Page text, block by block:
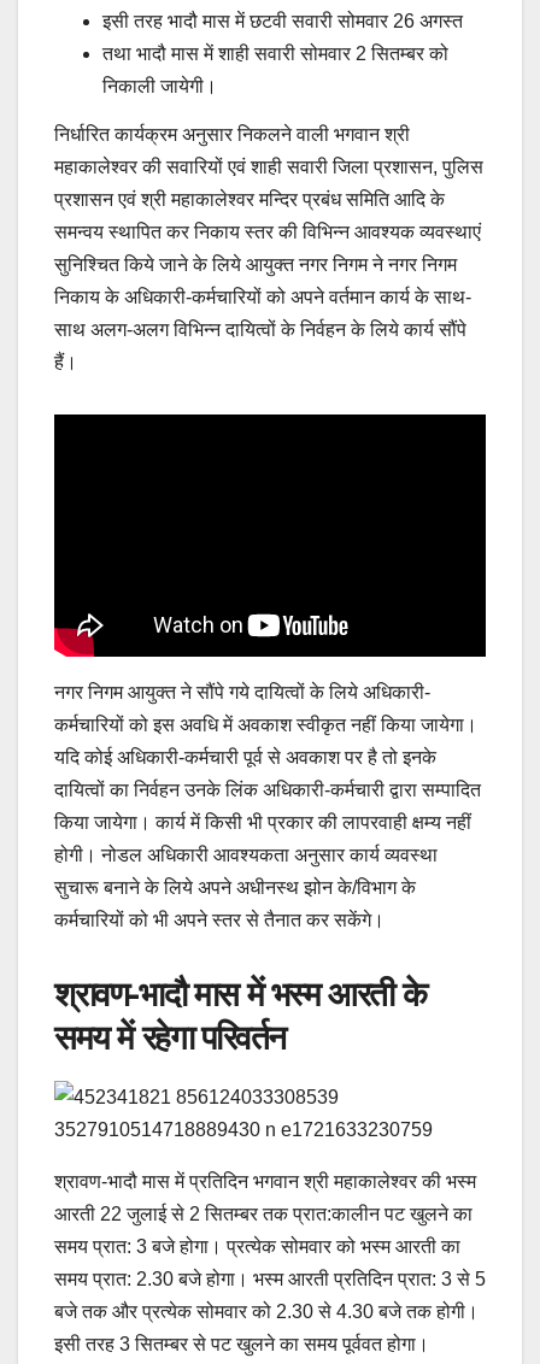
इसी तरह भादौ मास में छटवी सवारी सोमवार 26 अगस्त
तथा भादौ मास में शाही सवारी सोमवार 2 सितम्बर को
निकाली जायेगी।
निर्धारित कार्यक्रम अनुसार निकलने वाली भगवान श्री
महाकालेश्वर की सवारियों एवं शाही सवारी जिला प्रशासन, पुलिस
प्रशासन एवं श्री महाकालेश्वर मन्दिर प्रबंध समिति आदि के
समन्वय स्थापित कर निकाय स्तर की विभिन्न आवश्यक व्यवस्थाएं
सुनिश्चित किये जाने के लिये आयुक्त नगर निगम ने नगर निगम
निकाय के अधिकारी-कर्मचारियों को अपने वर्तमान कार्य के साथ-
साथ अलग-अलग विभिन्न दायित्वों के निर्वहन के लिये कार्य सौंपे
हैं।
नगर निगम आयुक्त ने सौंपे गये दायित्वों के लिये अधिकारी-
कर्मचारियों को इस अवधि में अवकाश स्वीकृत नहीं किया जायेगा।
यदि कोई अधिकारी-कर्मचारी पूर्व से अवकाश पर है तो इनके
दायित्वों का निर्वहन उनके लिंक अधिकारी-कर्मचारी द्वारा सम्पादित
किया जायेगा। कार्य में किसी भी प्रकार की लापरवाही क्षम्य नहीं
होगी। नोडल अधिकारी आवश्यकता अनुसार कार्य व्यवस्था
सुचारू बनाने के लिये अपने अधीनस्थ झोन के/विभाग के
कर्मचारियों को भी अपने स्तर से तैनात कर सकेंगे।
श्रावण-भादौ मास में भस्म आरती के
समय में रहेगा परिवर्तन
श्रावण-भादौ मास में प्रतिदिन भगवान श्री महाकालेश्वर की भस्म
आरती 22 जुलाई से 2 सितम्बर तक प्रात:कालीन पट खुलने का
समय प्रात: 3 बजे होगा। प्रत्येक सोमवार को भस्म आरती का
समय प्रात: 2.30 बजे होगा। भस्म आरती प्रतिदिन प्रात: 3 से 5
बजे तक और प्रत्येक सोमवार को 2.30 से 4.30 बजे तक होगी।
इसी तरह 3 सितम्बर से पट खुलने का समय पूर्ववत होगा।